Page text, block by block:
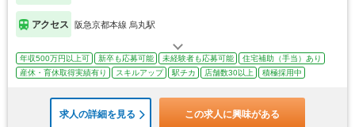
アクセス 阪急京都本線 烏丸駅
年収500万円以上可 新卒も応募可能 未経験者も応募可能
住宅補助（手当）あり
産休・育休取得実績有り
スキルアップ 駅チカ 店舗数30以上 積極採用中
求人の詳細を見る この求人に興味がある